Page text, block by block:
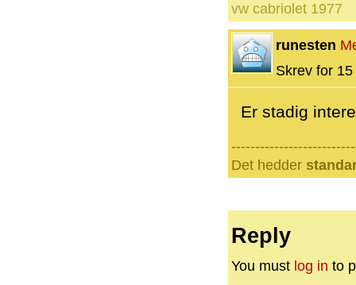
vw cabriolet 1977
runesten
Skrev for
Er stadig
Det hedder
Reply
You must log in to